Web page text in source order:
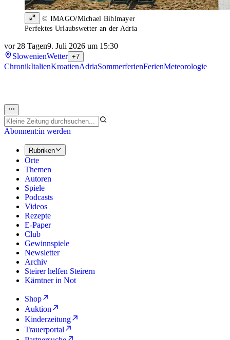
© IMAGO/Michael Bihlmayer
Perfektes Urlaubswetter an der Adria
vor 28 Tagen9. Juli 2026 um 15:30
SlowenienWetter +7
ChronikItalienKroatienAdriaSommerferienFerienMeteorologie
Abonnent:in werden
Rubriken
Orte
Themen
Autoren
Spiele
Podcasts
Videos
Rezepte
E-Paper
Club
Gewinnspiele
Newsletter
Archiv
Steirer helfen Steirern
Kärntner in Not
Shop
Auktion
Kinderzeitung
Trauerportal